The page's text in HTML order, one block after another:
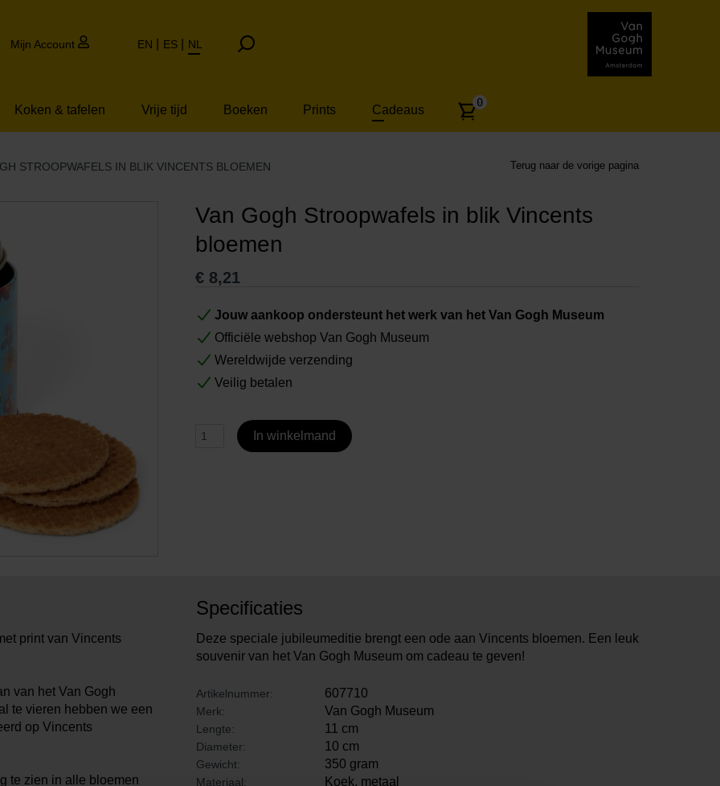
Mijn Account EN ES NL
Koken & tafelen Vrije tijd Boeken Prints Cadeaus
Aantal
0
STROOPWAFELS IN BLIK VINCENTS BLOEMEN Terug naar de vorige pagina
Van Gogh Stroopwafels in blik Vincents
bloemen
€ 8,21
Jouw aankoop ondersteunt het werk van het Van Gogh Museum
Officiële webshop Van Gogh Museum
Wereldwijde verzending
Veilig betalen
In winkelmand
print van Vincents
van het Van Gogh
te vieren hebben we een
op Vincents
te zien in alle bloemen
Specificaties
Deze speciale jubileumeditie brengt een ode aan Vincents bloemen. Een leuk
souvenir van het Van Gogh Museum om cadeau te geven!
Artikelnummer: 607710
Merk: Van Gogh Museum
Lengte: 11 cm
Diameter: 10 cm
Gewicht: 350 gram
Materiaal: Koek, metaal